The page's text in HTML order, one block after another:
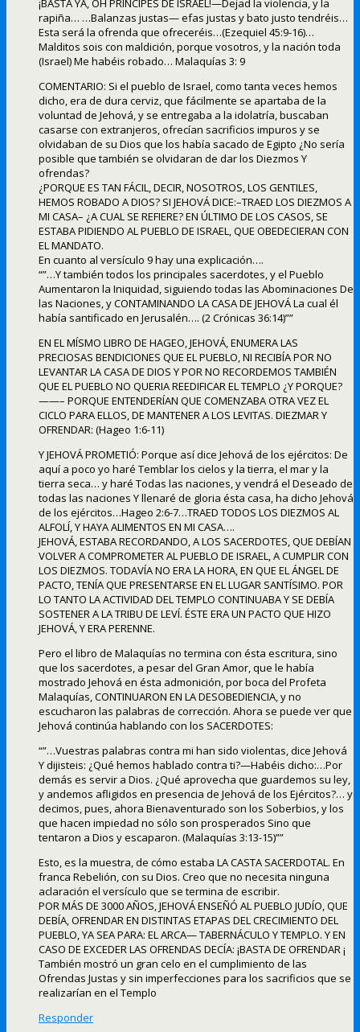
¡BASTA YA, OH PRINCIPES DE ISRAEL!—Dejad la violencia, y la
rapiña… …Balanzas justas— efas justas y bato justo tendréis…
Esta será la ofrenda que ofreceréis…(Ezequiel 45:9-16)…
Malditos sois con maldición, porque vosotros, y la nación toda
(Israel) Me habéis robado… Malaquías 3: 9
COMENTARIO: Si el pueblo de Israel, como tanta veces hemos
dicho, era de dura cerviz, que fácilmente se apartaba de la
voluntad de Jehová, y se entregaba a la idolatría, buscaban
casarse con extranjeros, ofrecían sacrificios impuros y se
olvidaban de su Dios que los había sacado de Egipto ¿No sería
posible que también se olvidaran de dar los Diezmos Y
ofrendas?
¿PORQUE ES TAN FÁCIL, DECIR, NOSOTROS, LOS GENTILES,
HEMOS ROBADO A DIOS? SI JEHOVÁ DICE:–TRAED LOS DIEZMOS A
MI CASA– ¿A CUAL SE REFIERE? EN ÚLTIMO DE LOS CASOS, SE
ESTABA PIDIENDO AL PUEBLO DE ISRAEL, QUE OBEDECIERAN CON
EL MANDATO.
En cuanto al versículo 9 hay una explicación….
“”…Y también todos los principales sacerdotes, y el Pueblo
Aumentaron la Iniquidad, siguiendo todas las Abominaciones De
las Naciones, y CONTAMINANDO LA CASA DE JEHOVÁ La cual él
había santificado en Jerusalén…. (2 Crónicas 36:14)””
EN EL MÍSMO LIBRO DE HAGEO, JEHOVÁ, ENUMERA LAS
PRECIOSAS BENDICIONES QUE EL PUEBLO, NI RECIBÍA POR NO
LEVANTAR LA CASA DE DIOS Y POR NO RECORDEMOS TAMBIÉN
QUE EL PUEBLO NO QUERIA REEDIFICAR EL TEMPLO ¿Y PORQUE?
——– PORQUE ENTENDERÍAN QUE COMENZABA OTRA VEZ EL
CICLO PARA ELLOS, DE MANTENER A LOS LEVITAS. DIEZMAR Y
OFRENDAR: (Hageo 1:6-11)
Y JEHOVÁ PROMETIÓ: Porque así dice Jehová de los ejércitos: De
aquí a poco yo haré Temblar los cielos y la tierra, el mar y la
tierra seca… y haré Todas las naciones, y vendrá el Deseado de
todas las naciones Y llenaré de gloria ésta casa, ha dicho Jehová
de los ejércitos…Hageo 2:6-7…TRAED TODOS LOS DIEZMOS AL
ALFOLÍ, Y HAYA ALIMENTOS EN MI CASA….
JEHOVÁ, ESTABA RECORDANDO, A LOS SACERDOTES, QUE DEBÍAN
VOLVER A COMPROMETER AL PUEBLO DE ISRAEL, A CUMPLIR CON
LOS DIEZMOS. TODAVÍA NO ERA LA HORA, EN QUE EL ÁNGEL DE
PACTO, TENÍA QUE PRESENTARSE EN EL LUGAR SANTÍSIMO. POR
LO TANTO LA ACTIVIDAD DEL TEMPLO CONTINUABA Y SE DEBÍA
SOSTENER A LA TRIBU DE LEVÍ. ÉSTE ERA UN PACTO QUE HIZO
JEHOVÁ, Y ERA PERENNE.
Pero el libro de Malaquías no termina con ésta escritura, sino
que los sacerdotes, a pesar del Gran Amor, que le había
mostrado Jehová en ésta admonición, por boca del Profeta
Malaquías, CONTINUARON EN LA DESOBEDIENCIA, y no
escucharon las palabras de corrección. Ahora se puede ver que
Jehová continúa hablando con los SACERDOTES:
“”…Vuestras palabras contra mi han sido violentas, dice Jehová
Y dijisteis: ¿Qué hemos hablado contra ti?—Habéis dicho:…Por
demás es servir a Dios. ¿Qué aprovecha que guardemos su ley,
y andemos afligidos en presencia de Jehová de los Ejércitos?… y
decimos, pues, ahora Bienaventurado son los Soberbios, y los
que hacen impiedad no sólo son prosperados Sino que
tentaron a Dios y escaparon. (Malaquías 3:13-15)””
Esto, es la muestra, de cómo estaba LA CASTA SACERDOTAL. En
franca Rebelión, con su Dios. Creo que no necesita ninguna
aclaración el versículo que se termina de escribir.
POR MÁS DE 3000 AÑOS, JEHOVÁ ENSEÑÓ AL PUEBLO JUDÍO, QUE
DEBÍA, OFRENDAR EN DISTINTAS ETAPAS DEL CRECIMIENTO DEL
PUEBLO, YA SEA PARA: EL ARCA— TABERNÁCULO Y TEMPLO. Y EN
CASO DE EXCEDER LAS OFRENDAS DECÍA: ¡BASTA DE OFRENDAR ¡
También mostró un gran celo en el cumplimiento de las
Ofrendas Justas y sin imperfecciones para los sacrificios que se
realizarían en el Templo
Responder